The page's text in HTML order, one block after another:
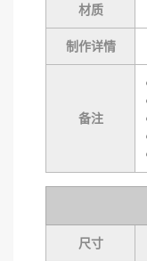
材质
制作详情
备注
尺寸